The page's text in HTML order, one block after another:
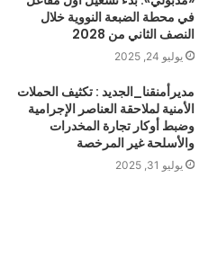
في محطة الضبعة النووية خلال
النصف الثاني من 2028
يوليو 24, 2025
مديرأمنقنا_الجديد : تكثيف الحملات
الأمنية لملاحقة العناصر الإجرامية
وضبط أوكار تجارة المخدرات
والأسلحة غير المرخصة
يوليو 31, 2025